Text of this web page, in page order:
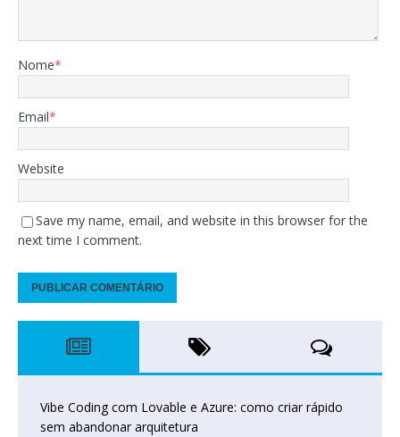
Nome*
Email*
Website
Save my name, email, and website in this browser for the
next time I comment.
Vibe Coding com Lovable e Azure: como criar rápido
sem abandonar arquitetura